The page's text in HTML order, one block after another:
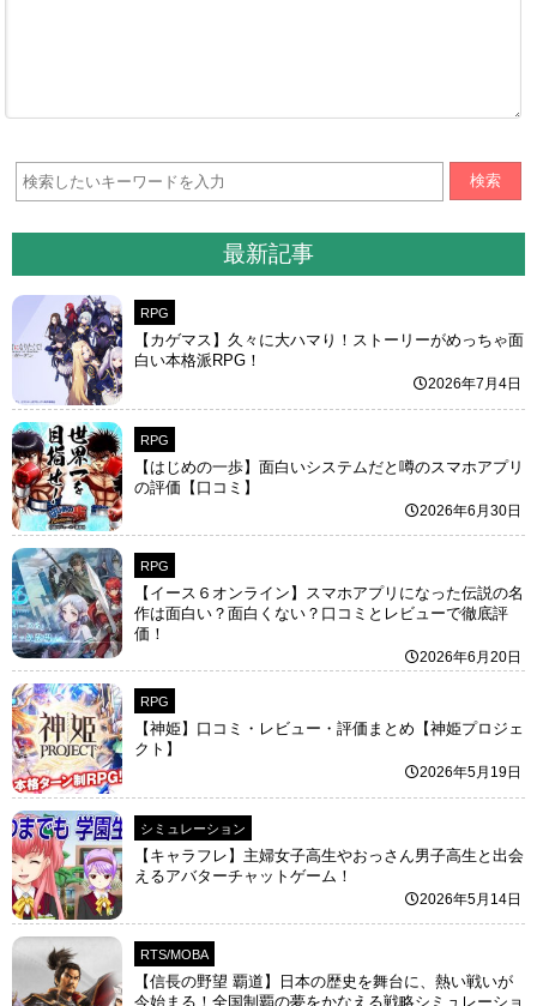
検索
最新記事
RPG
【カゲマス】久々に大ハマり！ストーリーがめっちゃ面
白い本格派RPG！
2026年7月4日
RPG
【はじめの一歩】面白いシステムだと噂のスマホアプリ
の評価【口コミ】
2026年6月30日
RPG
【イース６オンライン】スマホアプリになった伝説の名
作は面白い？面白くない？口コミとレビューで徹底評
価！
2026年6月20日
RPG
【神姫】口コミ・レビュー・評価まとめ【神姫プロジェ
クト】
2026年5月19日
シミュレーション
【キャラフレ】主婦女子高生やおっさん男子高生と出会
えるアバターチャットゲーム！
2026年5月14日
RTS/MOBA
【信長の野望 覇道】日本の歴史を舞台に、熱い戦いが
今始まる！全国制覇の夢をかなえる戦略シミュレーショ